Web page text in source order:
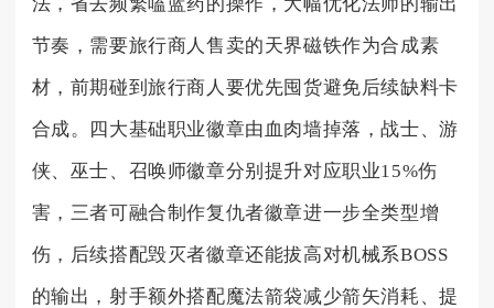
节奏，需要旅行商人售卖的天界磁铁作为合成素
材，前期碰到旅行商人要优先囤货避免后续缺料卡
合成。四大基础职业徽章由血肉墙掉落，战士、游
侠、巫士、召唤师徽章分别提升对应职业15%伤
害，三者可融合制作复仇者徽章进一步全类型增
伤，后续搭配毁灭者徽章还能拔高对机械系BOSS
的输出，射手额外搭配魔法箭袋减少箭矢消耗、提